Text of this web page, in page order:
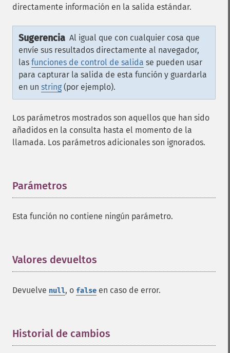
directamente información en la salida estándar.
Sugerencia Al igual que con cualquier cosa que
envíe sus resultados directamente al navegador,
las funciones de control de salida se pueden usar
para capturar la salida de esta función y guardarla
en un string (por ejemplo).
Los parámetros mostrados son aquellos que han sido
añadidos en la consulta hasta el momento de la
llamada. Los parámetros adicionales son ignorados.
Parámetros
Esta función no contiene ningún parámetro.
Valores devueltos
Devuelve null, o false en caso de error.
Historial de cambios